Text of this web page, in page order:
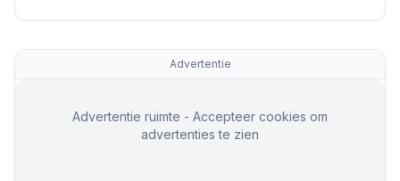
Advertentie
Advertentie ruimte - Accepteer cookies om
advertenties te zien